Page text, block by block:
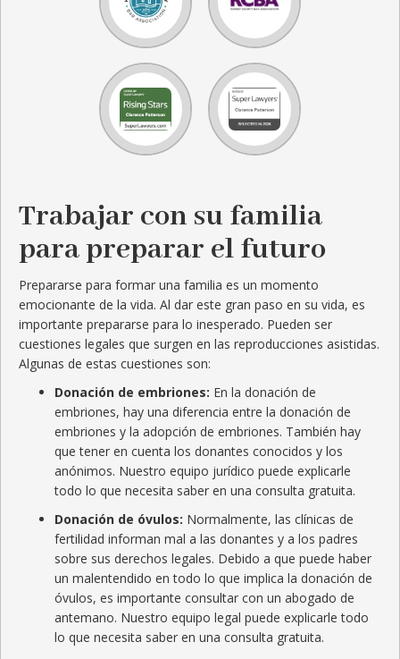
Trabajar con su familia
para preparar el futuro
Prepararse para formar una familia es un momento
emocionante de la vida. Al dar este gran paso en su vida, es
importante prepararse para lo inesperado. Pueden ser
cuestiones legales que surgen en las reproducciones asistidas.
Algunas de estas cuestiones son:
Donación de embriones: En la donación de
embriones, hay una diferencia entre la donación de
embriones y la adopción de embriones. También hay
que tener en cuenta los donantes conocidos y los
anónimos. Nuestro equipo jurídico puede explicarle
todo lo que necesita saber en una consulta gratuita.
Donación de óvulos: Normalmente, las clínicas de
fertilidad informan mal a las donantes y a los padres
sobre sus derechos legales. Debido a que puede haber
un malentendido en todo lo que implica la donación de
óvulos, es importante consultar con un abogado de
antemano. Nuestro equipo legal puede explicarle todo
lo que necesita saber en una consulta gratuita.